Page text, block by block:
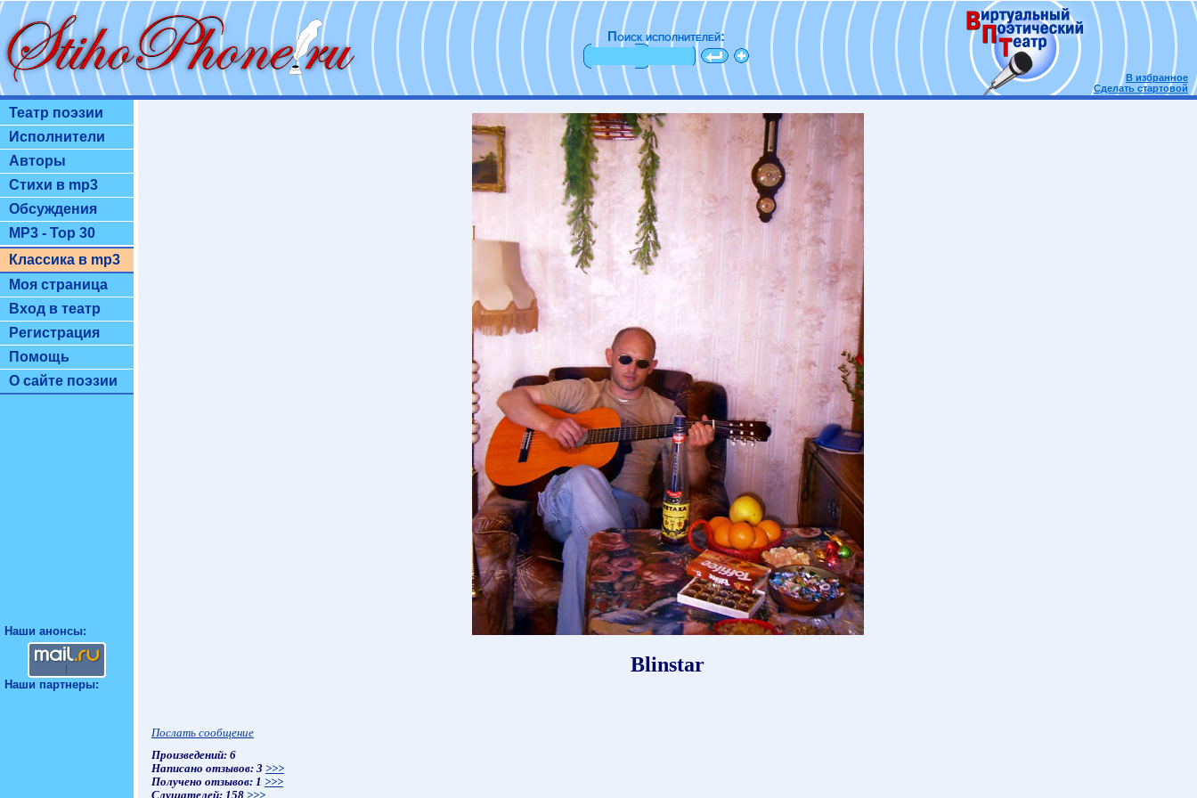
Поиск исполнителей:
В избранное
Сделать стартовой
Театр поэзии
Исполнители
Авторы
Стихи в mp3
Обсуждения
MP3 - Top 30
Классика в mp3
Моя страница
Вход в театр
Регистрация
Помощь
О сайте поэзии
Наши анонсы:
Наши партнеры:
Blinstar
Послать сообщение
Произведений: 6
Написано отзывов: 3 >>>
Получено отзывов: 1 >>>
Слушателей: 158 >>>